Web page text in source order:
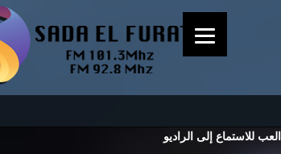
العب للاستماع إلى الراديو